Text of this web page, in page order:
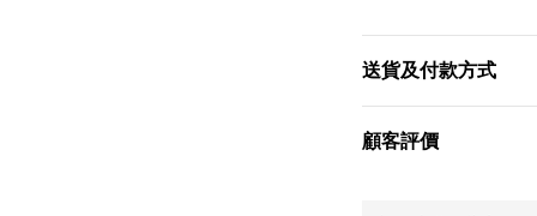
送貨及付款方式
顧客評價